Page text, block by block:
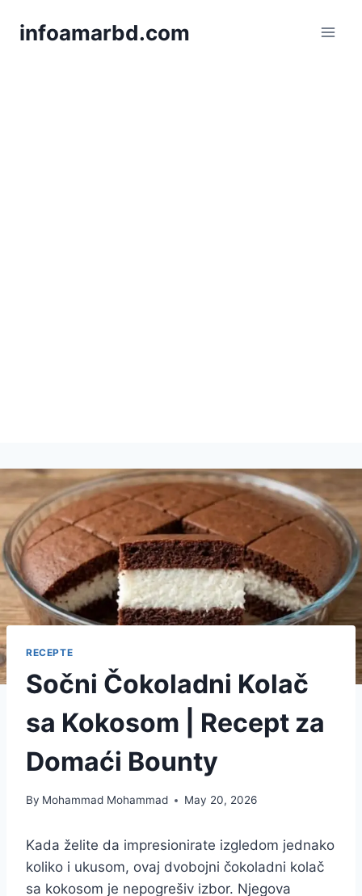
infoamarbd.com
RECEPTE
Sočni Čokoladni Kolač
sa Kokosom | Recept za
Domaći Bounty
By Mohammad Mohammad May 20, 2026
Kada želite da impresionirate izgledom jednako
koliko i ukusom, ovaj dvobojni čokoladni kolač
sa kokosom je nepogrešiv izbor. Njegova